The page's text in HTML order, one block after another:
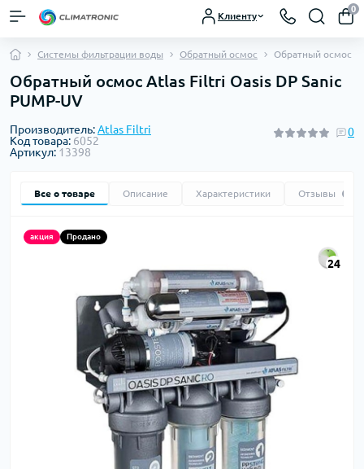
Клиенту
0
Системы фильтрации воды Обратный осмос Обратный осмос
Обратный осмос Atlas Filtri Oasis DP Sanic
PUMP-UV
Производитель:Atlas Filtri
Код товара: 6052
Артикул: 13398
0
Все о товаре Описание Характеристики Отзывы
акция Продано
24